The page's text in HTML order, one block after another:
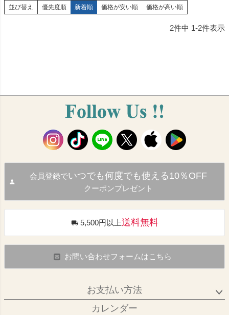
並び替え 優先度順 新着順 価格が安い順 価格が高い順
2件中 1-2件表示
会員登録でいつでも何度でも使える10％OFF
クーポンプレゼント
5,500円以上送料無料
お問い合わせフォームはこちら
お支払い方法
カレンダー